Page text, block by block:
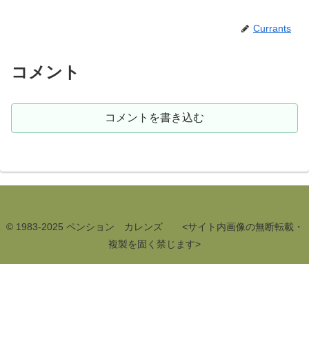
Currants
コメント
コメントを書き込む
© 1983-2025 ペンション カレンズ <サイト内画像の無断転載・
複製を固く禁じます>